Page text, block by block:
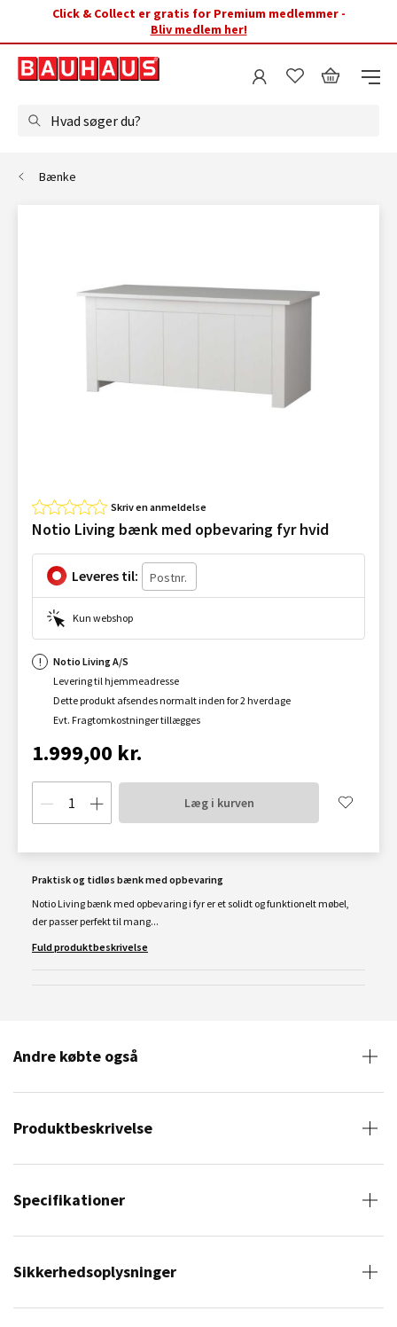
Click & Collect er gratis for Premium medlemmer -
Bliv medlem her!
Hvad søger du?
Bænke
Skriv en anmeldelse
Notio Living bænk med opbevaring fyr hvid
Leveres til:
Kun webshop
Notio Living A/S
Levering til hjemmeadresse
Dette produkt afsendes normalt inden for 2 hverdage
Evt. Fragtomkostninger tillægges
1.999,00 kr.
Læg i kurven
Praktisk og tidløs bænk med opbevaring
Notio Living bænk med opbevaring i fyr er et solidt og funktionelt møbel,
der passer perfekt til mang...
Fuld produktbeskrivelse
Andre købte også
Produktbeskrivelse
Specifikationer
Sikkerhedsoplysninger